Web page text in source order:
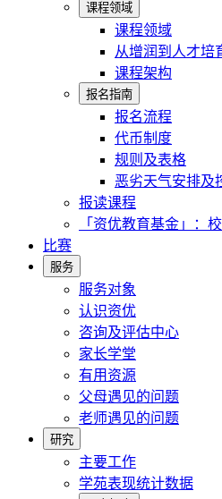
课程领域
课程领域
从增润到人才培
课程架构
报名指南
报名流程
代币制度
规则及表格
恶劣天气安排及
报读课程
「资优教育基金」：
比赛
服务
服务对象
认识资优
咨询及评估中心
家长学堂
有用资源
父母遇见的问题
老师遇见的问题
研究
主要工作
学苑表现统计数据